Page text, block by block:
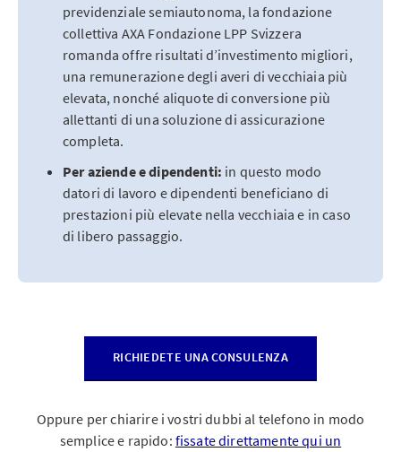
previdenziale semiautonoma, la fondazione
collettiva AXA Fondazione LPP Svizzera
romanda offre risultati d’investimento migliori,
una remunerazione degli averi di vecchiaia più
elevata, nonché aliquote di conversione più
allettanti di una soluzione di assicurazione
completa.
Per aziende e dipendenti: in questo modo
datori di lavoro e dipendenti beneficiano di
prestazioni più elevate nella vecchiaia e in caso
di libero passaggio.
RICHIEDETE UNA CONSULENZA
Oppure per chiarire i vostri dubbi al telefono in modo
semplice e rapido: fissate direttamente qui un